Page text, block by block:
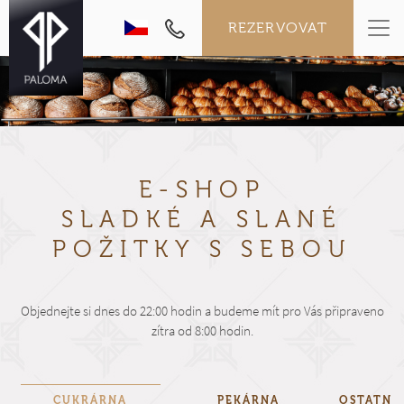
REZERVOVAT
E-SHOP
SLADKÉ A SLANÉ
POŽITKY S SEBOU
Objednejte si dnes do 22:00 hodin a budeme mít pro Vás připraveno
zítra od 8:00 hodin.
CUKRÁRNA PEKÁRNA OSTATNÍ